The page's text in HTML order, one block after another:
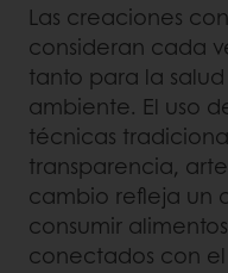
Las creaciones
consideran cada
tanto para la
ambiente. El uso
técnicas
transparencia,
cambio refleja un
consumir
conectados con